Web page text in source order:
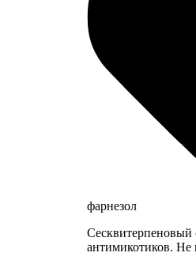
фарнезол
Сесквитерпеновый
антимикотиков. Не